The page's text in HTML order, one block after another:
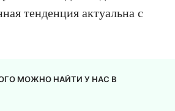
тенденция актуальна с
МОЖНО НАЙТИ У НАС В